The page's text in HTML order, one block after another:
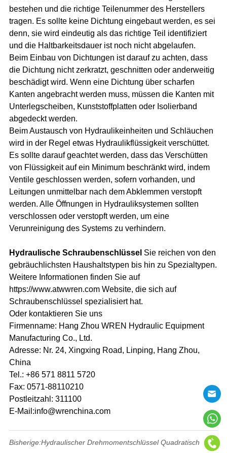
bestehen und die richtige Teilenummer des Herstellers
tragen. Es sollte keine Dichtung eingebaut werden, es sei
denn, sie wird eindeutig als das richtige Teil identifiziert
und die Haltbarkeitsdauer ist noch nicht abgelaufen.
Beim Einbau von Dichtungen ist darauf zu achten, dass
die Dichtung nicht zerkratzt, geschnitten oder anderweitig
beschädigt wird. Wenn eine Dichtung über scharfen
Kanten angebracht werden muss, müssen die Kanten mit
Unterlegscheiben, Kunststoffplatten oder Isolierband
abgedeckt werden.
Beim Austausch von Hydraulikeinheiten und Schläuchen
wird in der Regel etwas Hydraulikflüssigkeit verschüttet.
Es sollte darauf geachtet werden, dass das Verschütten
von Flüssigkeit auf ein Minimum beschränkt wird, indem
Ventile geschlossen werden, sofern vorhanden, und
Leitungen unmittelbar nach dem Abklemmen verstopft
werden. Alle Öffnungen in Hydrauliksystemen sollten
verschlossen oder verstopft werden, um eine
Verunreinigung des Systems zu verhindern.
Hydraulische Schraubenschlüssel Sie reichen von den
gebräuchlichsten Haushaltstypen bis hin zu Spezialtypen.
Weitere Informationen finden Sie auf
https://www.atwwren.com Website, die sich auf
Schraubenschlüssel spezialisiert hat.
Oder kontaktieren Sie uns
Firmenname: Hang Zhou WREN Hydraulic Equipment
Manufacturing Co., Ltd.
Adresse: Nr. 24, Xingxing Road, Linping, Hang Zhou,
China
Tel.: +86 571 8811 5720
Fax: 0571-88110210
Postleitzahl: 311100
E-Mail:info@wrenchina.com
Bisherige:Hydraulischer Drehmomentschlüssel Quadratisch